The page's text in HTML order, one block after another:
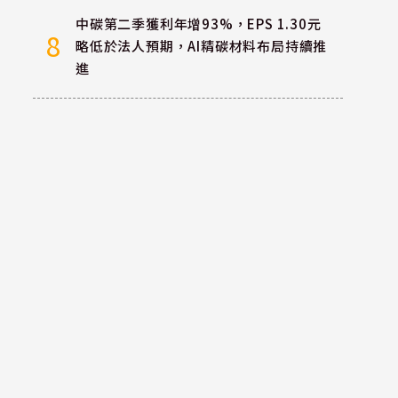
8
中碳第二季獲利年增93%，EPS 1.30元
略低於法人預期，AI精碳材料布局持續推
進